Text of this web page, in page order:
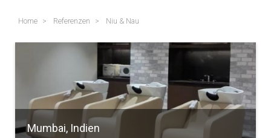
Home Referenzen Niu & Nau
Mumbai, Indien